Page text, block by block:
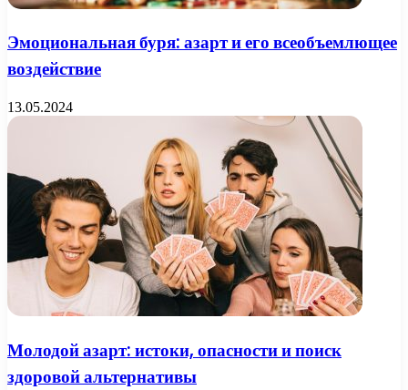
Эмоциональная буря: азарт и его всеобъемлющее
воздействие
13.05.2024
Молодой азарт: истоки, опасности и поиск
здоровой альтернативы